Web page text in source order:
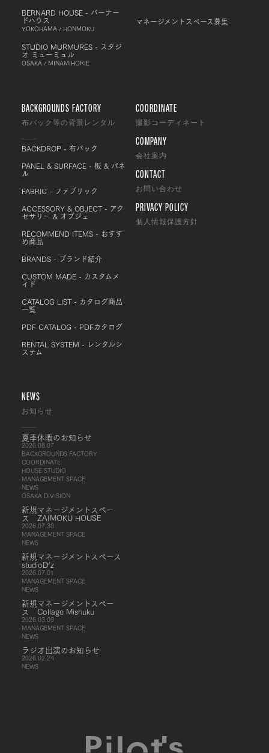
BERNARD HOUSE - バーナー
ドハウス
YOKOHAMA / HONMOKU
STUDIO MURMURES - スタジ
オ ミューミュル
OSAKA / MINAMIHORIE
マネージメントスペース募集
BACKGROUNDS FACTORY
布バック等の背景レンタル
BACKDROP - 布バック
PANEL & SURFACE - 板 & パネ
ル
FABRIC - ファブリック
ACCESSORY & OBJECT - アク
セサリー & オブジェ
RECOMMEND ITEMS - おすす
め商品
BRANDS - ブランド紹介
CUSTOM MADE - カスタムメ
イド
CATALOG LIST - カタログ商品
一覧
PDF CATALOG - PDFカタログ
RENTAL SYSTEM - レンタルシ
ステム
COORDINATE
撮影コーディネート
COMPANY
会社案内
CONTACT
お問い合わせ
PRIVACY POLICY
個人情報保護方針
NEWS
お知らせ
夏季休暇のお知らせ
2026.08.07
BACKGROUNDS FACTORY
COORDINATE
HOUSE STUDIO
MANAGEMENT SPACE
NEWS
OSAKA DIVISION
新規マネージメントスペー
ス ZAIMOKU HOUSE
2026.07.30
MANAGEMENT SPACE
NEWS
新規マネージメントスペース
studioD’z
2026.07.01
MANAGEMENT SPACE
NEWS
新規マネージメントスペー
ス Collage Mishuku
2026.03.09
MANAGEMENT SPACE
NEWS
ラジオ出演のお知らせ
2026.02.24
NEWS